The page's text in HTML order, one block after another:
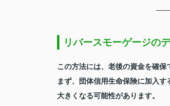
リバースモーゲージの
この方法には、老後の資金を確保
まず、団体信用生命保険に加入
大きくなる可能性があります。